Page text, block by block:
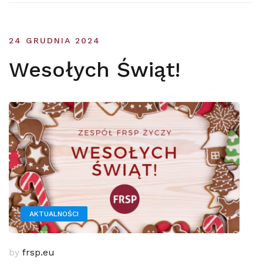
24 GRUDNIA 2024
Wesołych Świąt!
AKTUALNOŚCI
by frsp.eu